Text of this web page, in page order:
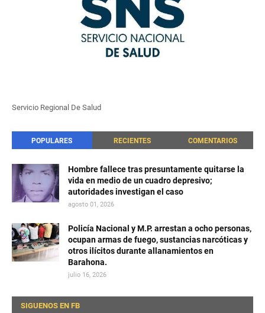
Servicio Regional De Salud
POPULARES RECIENTES COMENTARIOS
Hombre fallece tras presuntamente quitarse la
vida en medio de un cuadro depresivo;
autoridades investigan el caso
agosto 01, 2026
Policía Nacional y M.P. arrestan a ocho personas,
ocupan armas de fuego, sustancias narcóticas y
otros ilícitos durante allanamientos en
Barahona.
julio 16, 2026
SIGUENOS EN FB